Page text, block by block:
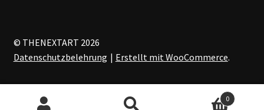
© THENEXTART 2026
Datenschutzbelehrung
Erstellt mit WooCommerce.
0